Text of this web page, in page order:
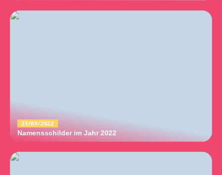
25/09/2022
Namensschilder im Jahr 2022